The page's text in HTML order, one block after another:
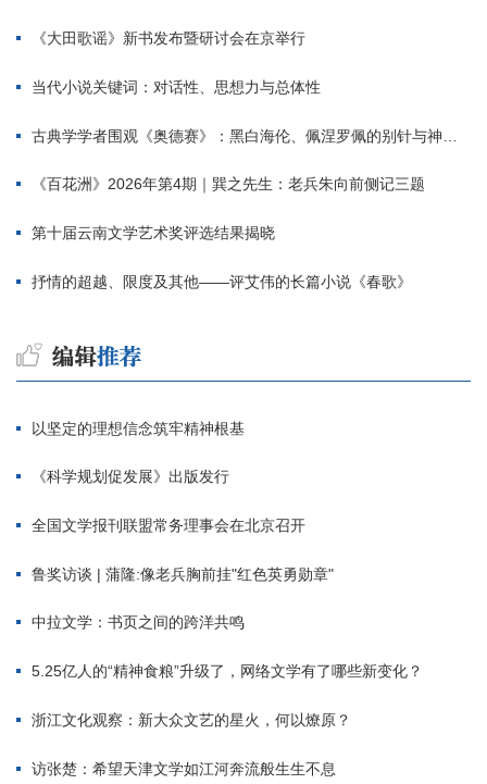
《大田歌谣》新书发布暨研讨会在京举行
当代小说关键词：对话性、思想力与总体性
古典学学者围观《奥德赛》：黑白海伦、佩涅罗佩的别针与神秘入侵者
《百花洲》2026年第4期｜巽之先生：老兵朱向前侧记三题
第十届云南文学艺术奖评选结果揭晓
抒情的超越、限度及其他——评艾伟的长篇小说《春歌》
以坚定的理想信念筑牢精神根基
《科学规划促发展》出版发行
全国文学报刊联盟常务理事会在北京召开
鲁奖访谈 | 蒲隆:像老兵胸前挂"红色英勇勋章"
中拉文学：书页之间的跨洋共鸣
5.25亿人的“精神食粮”升级了，网络文学有了哪些新变化？
浙江文化观察：新大众文艺的星火，何以燎原？
访张楚：希望天津文学如江河奔流般生生不息